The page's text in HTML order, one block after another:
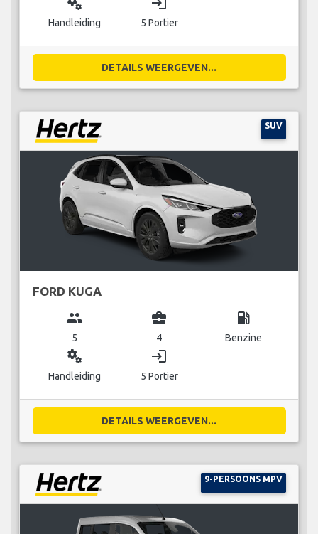
Handleiding 5 Portier
DETAILS WEERGEVEN...
SUV
FORD KUGA
group
5
business_center
4
local_gas_station
Benzine
miscellaneous_services
Handleiding
login
5 Portier
DETAILS WEERGEVEN...
9-PERSOONS MPV